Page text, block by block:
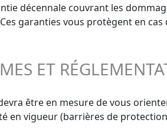
décennale couvrant les
garanties vous protègent en
ET
être en mesure de vous
en vigueur (barrières de